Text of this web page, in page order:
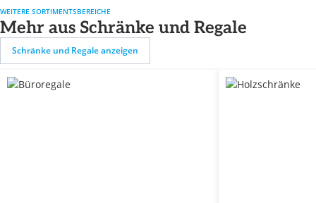
WEITERE SORTIMENTSBEREICHE
Mehr aus Schränke und Regale
Schränke und Regale anzeigen